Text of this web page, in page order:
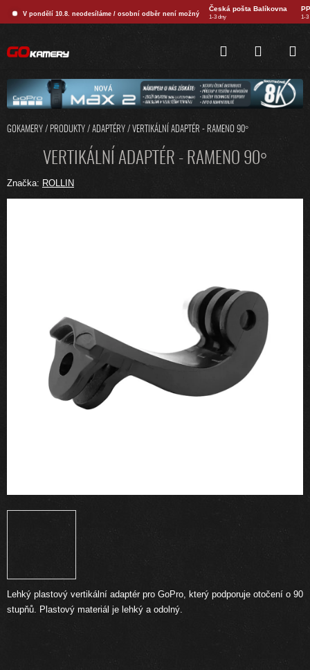
V pondělí 10.8. neodesíláme / osobní odběr není možný
Česká pošta Balíkovna
1-3 dny 1-3
HLEDAT NÁKUPNÍ
KOŠÍK
GOKAMERY / PRODUKTY / ADAPTÉRY / VERTIKÁLNÍ ADAPTÉR - RAMENO 90°
Lehký plastový vertikální adaptér pro GoPro, který podporuje otočení o 90
stupňů. Plastový materiál je lehký a odolný.
VERTIKÁLNÍ ADAPTÉR - RAMENO 90°
Značka: ROLLIN